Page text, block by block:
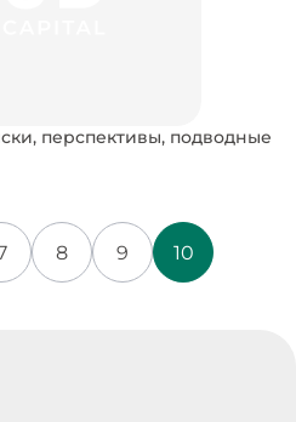
перспективы, подводные
8 9 10